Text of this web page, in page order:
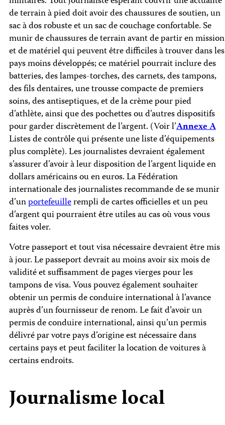
de terrain à pied doit avoir des chaussures de soutien, un
sac à dos robuste et un sac de couchage confortable. Se
munir de chaussures de terrain avant de partir en mission
et de matériel qui peuvent être difficiles à trouver dans les
pays moins développés; ce matériel pourrait inclure des
batteries, des lampes-torches, des carnets, des tampons,
des fils dentaires, une trousse compacte de premiers
soins, des antiseptiques, et de la crème pour pied
d’athlète, ainsi que des pochettes ou d’autres dispositifs
pour garder discrètement de l’argent. (Voir l’Annexe A
Listes de contrôle qui présente une liste d’équipements
plus complète). Les journalistes devraient également
s’assurer d’avoir à leur disposition de l’argent liquide en
dollars américains ou en euros. La Fédération
internationale des journalistes recommande de se munir
d’unportefeuillerempli de cartes officielles et un peu
d’argent qui pourraient être utiles au cas où vous vous
faites voler.
Votre passeport et tout visa nécessaire devraient être mis
à jour. Le passeport devrait au moins avoir six mois de
validité et suffisamment de pages vierges pour les
tampons de visa. Vous pouvez également souhaiter
obtenir un permis de conduire international à l’avance
auprès d’un fournisseur de renom. Le fait d’avoir un
permis de conduire international, ainsi qu’un permis
délivré par votre pays d’origine est nécessaire dans
certains pays et peut faciliter la location de voitures à
certains endroits.
Journalisme local